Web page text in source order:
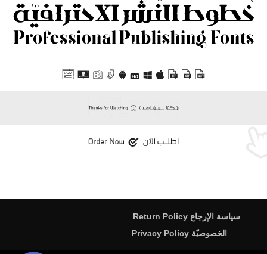
سياسة الإرجاع Return Policy
الخصوصيّة Privacy Policy